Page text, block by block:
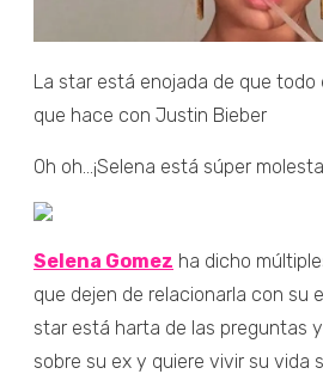
La star está enojada de que todo
que hace con Justin Bieber
Oh oh...¡Selena está súper
Selena Gomez ha dicho
que dejen de relacionarla con su
star está harta de las preguntas
sobre su ex y quiere vivir su vida